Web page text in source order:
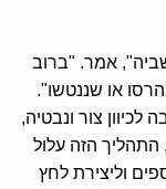
אמר. "ברוב
או שננטשו".
צור ונבטיה,
התהליך הזה עלול
וליצירת לחץ